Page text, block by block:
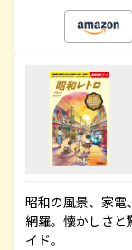
昭和の風景、家電
網羅。懐かしさと
イド。